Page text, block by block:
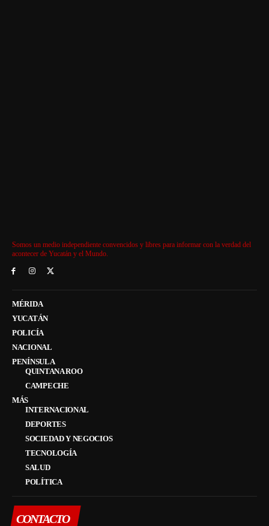
Somos un medio independiente convencidos y libres para informar con la verdad del
acontecer de Yucatán y el Mundo.
MÉRIDA
YUCATÁN
POLICÍA
NACIONAL
PENÍNSULA
QUINTANA ROO
CAMPECHE
MÁS
INTERNACIONAL
DEPORTES
SOCIEDAD Y NEGOCIOS
TECNOLOGÍA
SALUD
POLÍTICA
CONTACTO